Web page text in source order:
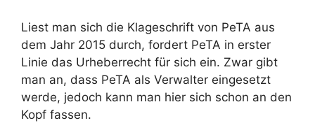
Liest man sich die Klageschrift von PeTA aus
dem Jahr 2015 durch, fordert PeTA in erster
Linie das Urheberrecht für sich ein. Zwar gibt
man an, dass PeTA als Verwalter eingesetzt
werde, jedoch kann man hier sich schon an den
Kopf fassen.